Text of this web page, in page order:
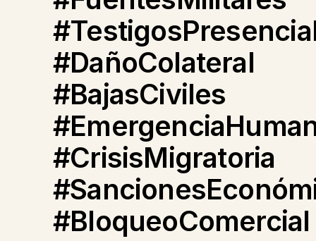
#DañoColateral
#BajasCiviles
#CrisisMigratoria
#BloqueoComercial